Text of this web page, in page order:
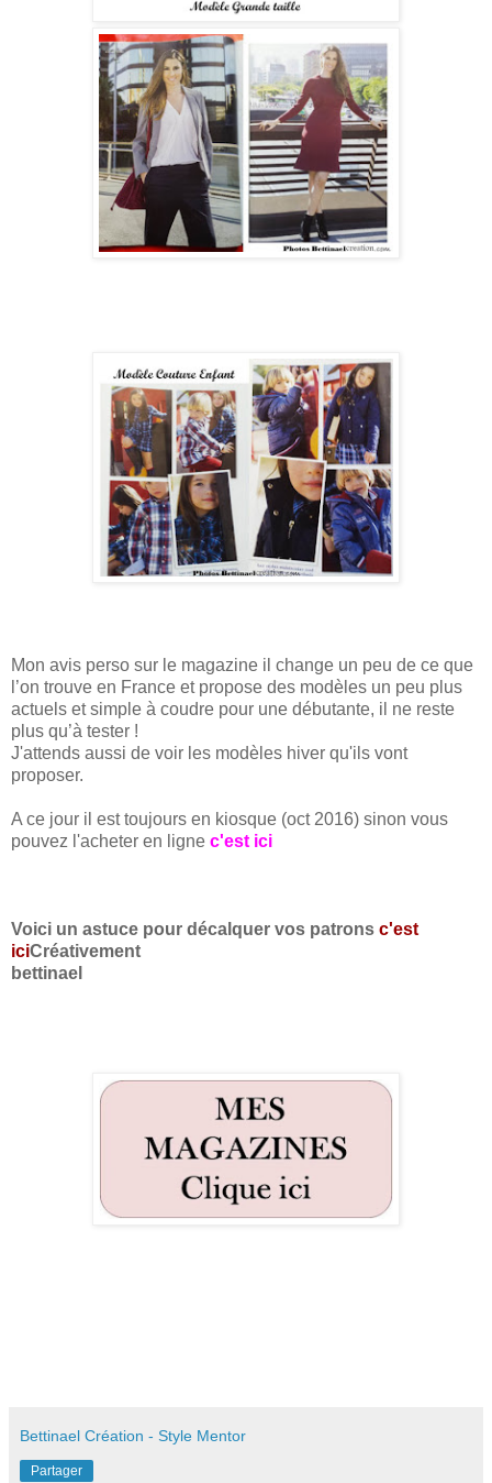
Mon avis perso sur le magazine il change un peu de ce que
l’on trouve en France et propose des modèles un peu plus
actuels et simple à coudre pour une débutante, il ne reste
plus qu’à tester !
J'attends aussi de voir les modèles hiver qu'ils vont
proposer.
A ce jour il est toujours en kiosque (oct 2016) sinon vous
pouvez l'acheter en ligne c'est ici
Voici un astuce pour décalquer vos patrons c'est
iciCréativement
bettinael
Bettinael Création - Style Mentor
Partager